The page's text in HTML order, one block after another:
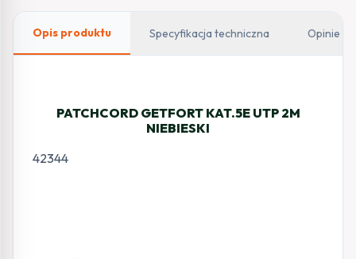
Opis produktu Specyfikacja techniczna Opinie
PATCHCORD GETFORT KAT.5E UTP 2M
NIEBIESKI
42344